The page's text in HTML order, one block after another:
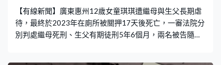
有遠程落鎖功能，指如果用戶忘記鎖車或是在
【有線新聞】廣東惠州12歲女童琪琪遭繼母與生父長期虐
待，最終於2023年在廁所被關押17天後死亡，一審法院分
別判處繼母死刑、生父有期徒刑5年6個月，兩名被告隨後